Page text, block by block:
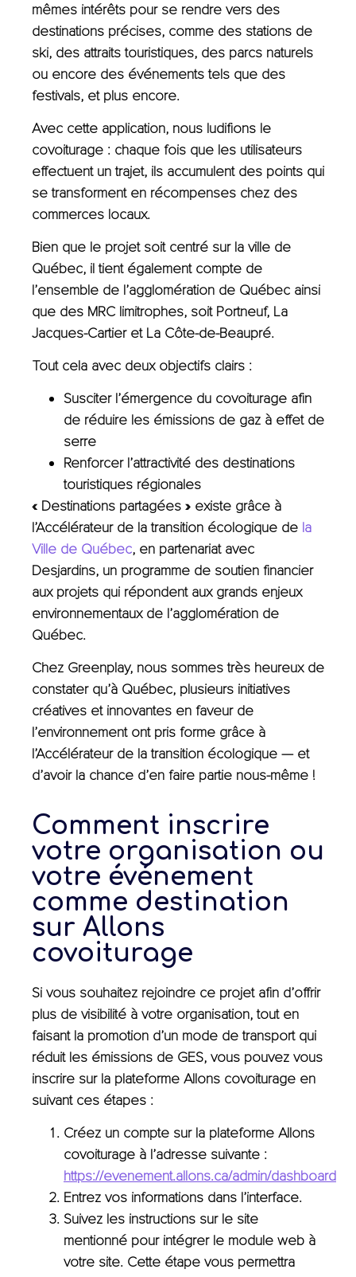
mêmes intérêts pour se rendre vers des
destinations précises, comme des stations de
ski, des attraits touristiques, des parcs naturels
ou encore des événements tels que des
festivals, et plus encore.
Avec cette application, nous ludifions le
covoiturage : chaque fois que les utilisateurs
effectuent un trajet, ils accumulent des points qui
se transforment en récompenses chez des
commerces locaux.
Bien que le projet soit centré sur la ville de
Québec, il tient également compte de
l’ensemble de l’agglomération de Québec ainsi
que des MRC limitrophes, soit Portneuf, La
Jacques-Cartier et La Côte-de-Beaupré.
Tout cela avec deux objectifs clairs :
Susciter l’émergence du covoiturage afin
de réduire les émissions de gaz à effet de
serre
Renforcer l’attractivité des destinations
touristiques régionales
« Destinations partagées » existe grâce à
l’Accélérateur de la transition écologique de la
Ville de Québec, en partenariat avec
Desjardins, un programme de soutien financier
aux projets qui répondent aux grands enjeux
environnementaux de l’agglomération de
Québec.
Chez Greenplay, nous sommes très heureux de
constater qu’à Québec, plusieurs initiatives
créatives et innovantes en faveur de
l’environnement ont pris forme grâce à
l’Accélérateur de la transition écologique — et
d’avoir la chance d’en faire partie nous-même !
Comment inscrire
votre organisation ou
votre événement
comme destination
sur Allons
covoiturage
Si vous souhaitez rejoindre ce projet afin d’offrir
plus de visibilité à votre organisation, tout en
faisant la promotion d’un mode de transport qui
réduit les émissions de GES, vous pouvez vous
inscrire sur la plateforme Allons covoiturage en
suivant ces étapes :
Créez un compte sur la plateforme Allons
covoiturage à l’adresse suivante :
https://evenement.allons.ca/admin/dashboard
Entrez vos informations dans l’interface.
Suivez les instructions sur le site
mentionné pour intégrer le module web à
votre site. Cette étape vous permettra